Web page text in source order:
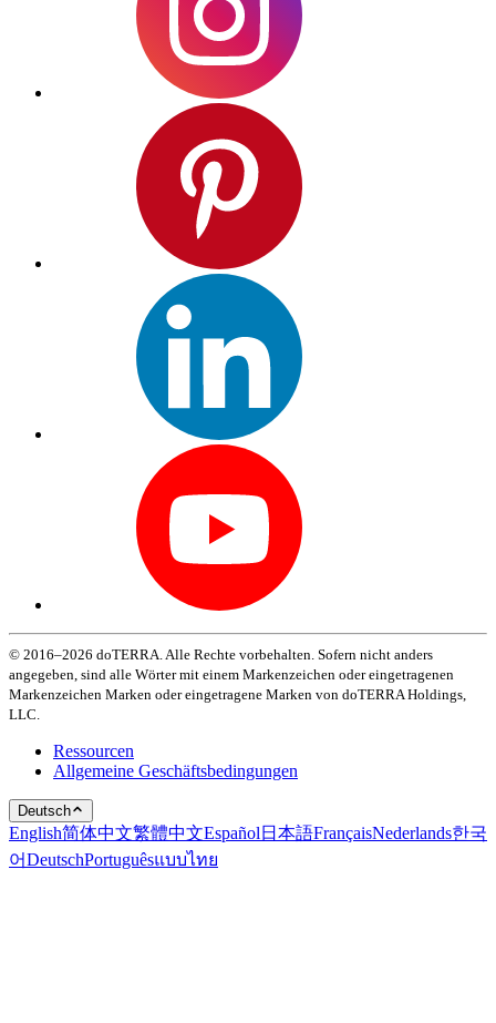
© 2016–2026 doTERRA. Alle Rechte vorbehalten. Sofern nicht anders
angegeben, sind alle Wörter mit einem Markenzeichen oder eingetragenen
Markenzeichen Marken oder eingetragene Marken von doTERRA Holdings,
LLC.
Ressourcen
Allgemeine Geschäftsbedingungen
Deutsch
English简体中文繁體中文Español 日本語FrançaisNederlands한국
어DeutschPortuguêsแบบไทย